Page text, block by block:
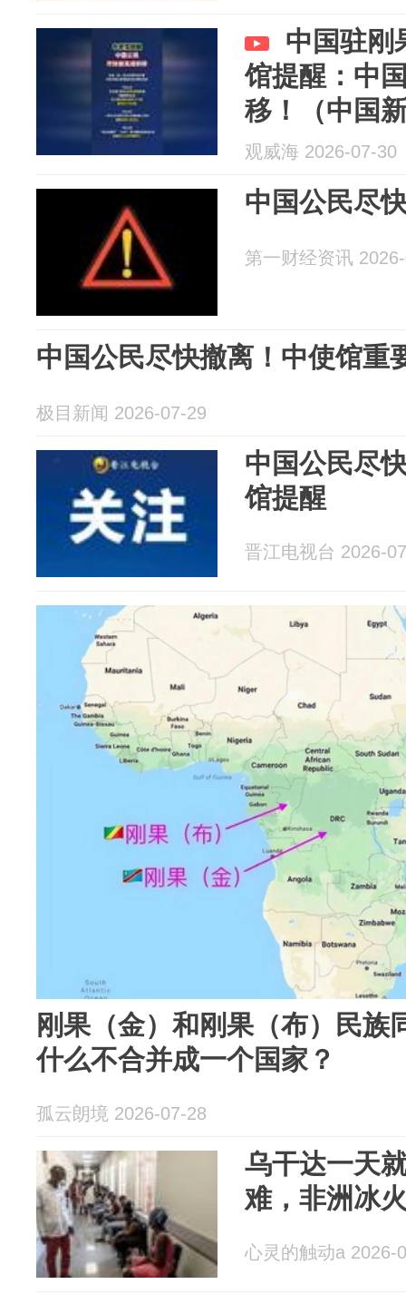
中国驻刚
馆提醒：中
移！（中国
观威海 2026-07-30
中国公民尽
第一财经资讯
中国公民尽快撤离！中使馆重
极目新闻 2026-07-29
中国公民尽
馆提醒
晋江电视台 2026-
刚果（金）和刚果（布）民族
什么不合并成一个国家？
孤云朗境 2026-07-28
乌干达一天
难，非洲冰
心灵的触动a 2026-